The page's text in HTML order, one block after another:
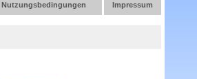
Nutzungsbedingungen Impressum